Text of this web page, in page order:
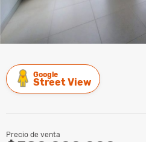
Google
Street View
Precio de venta